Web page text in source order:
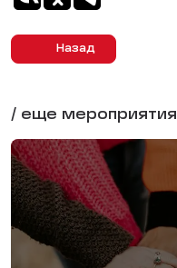
Назад
/ еще мероприятия